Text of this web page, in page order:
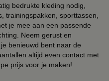
bedrukte kleding nodig,
trainingspakken, sporttassen,
je mee aan een passende
Neem gerust en
benieuwd bent naar de
altijd even contact met
prijs voor je maken!